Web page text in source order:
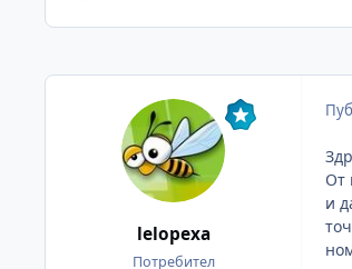
lelopexa
Потребител
От
и